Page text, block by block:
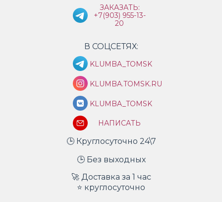
ЗАКАЗАТЬ:
+7(903) 955-13-
20
В СОЦСЕТЯХ:
KLUMBA_TOMSK
KLUMBA.TOMSK.RU
KLUMBA_TOMSK
НАПИСАТЬ
🕒 Круглосуточно 24\7
🕒 Без выходных
🚀 Доставка за 1 час
⭐ круглосуточно